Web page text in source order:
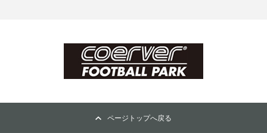
ページトップへ戻る